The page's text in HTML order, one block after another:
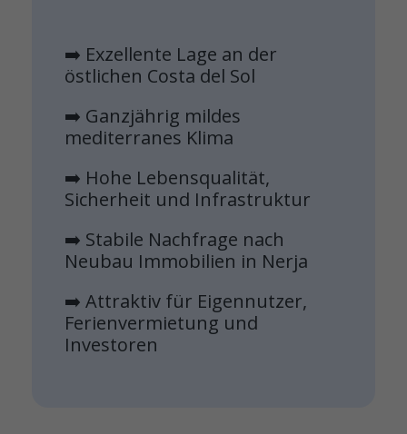
➡️ Exzellente Lage an der
östlichen Costa del Sol
➡️ Ganzjährig mildes
mediterranes Klima
➡️ Hohe Lebensqualität,
Sicherheit und Infrastruktur
➡️ Stabile Nachfrage nach
Neubau Immobilien in Nerja
➡️ Attraktiv für Eigennutzer,
Ferienvermietung und
Investoren